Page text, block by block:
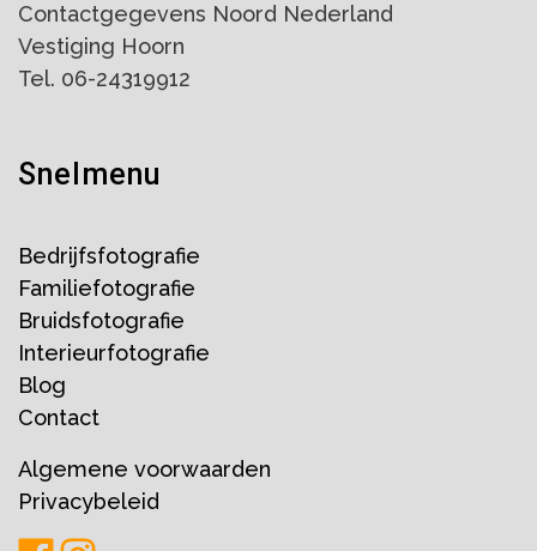
Contactgegevens Noord Nederland
Vestiging Hoorn
Tel. 06-24319912
Snelmenu
Bedrijfsfotografie
Familiefotografie
Bruidsfotografie
Interieurfotografie
Blog
Contact
Algemene voorwaarden
Privacybeleid